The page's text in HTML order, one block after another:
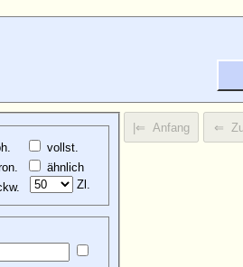
vollst.
ähnlich
Zl.